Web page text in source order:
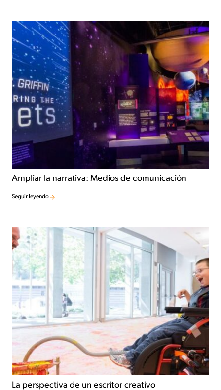
Ampliar la narrativa: Medios de comunicación
Seguir leyendo
La perspectiva de un escritor creativo